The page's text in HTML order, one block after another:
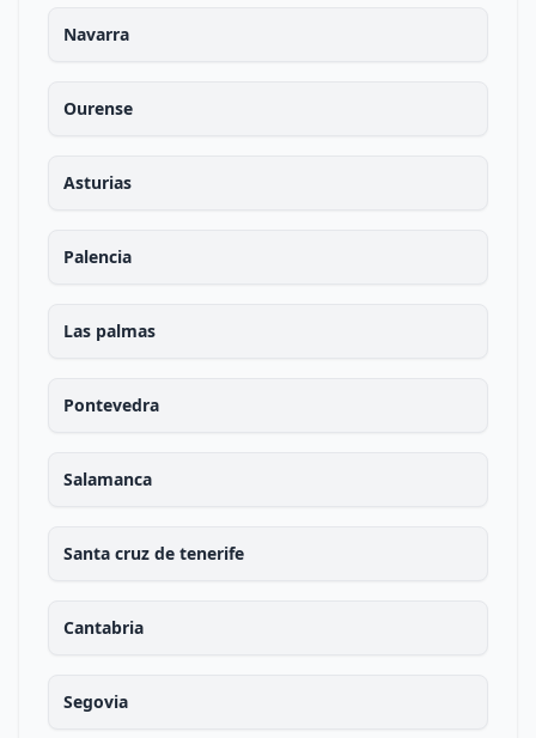
Navarra
Ourense
Asturias
Palencia
Las palmas
Pontevedra
Salamanca
Santa cruz de tenerife
Cantabria
Segovia